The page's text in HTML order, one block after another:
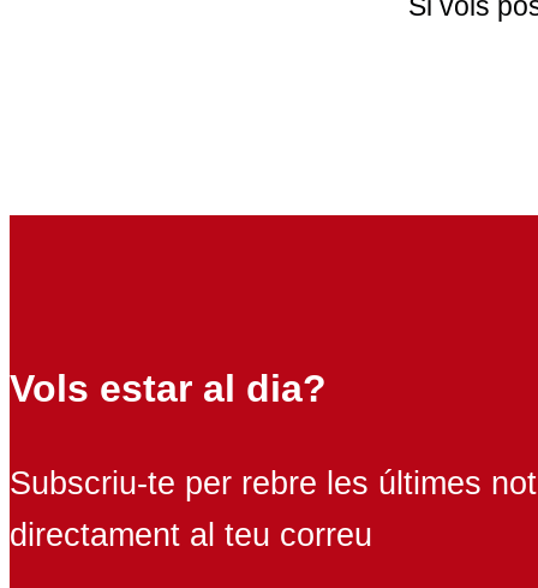
Si vols
Vols estar al dia?
Subscriu-te per rebre les últimes
directament al teu correu